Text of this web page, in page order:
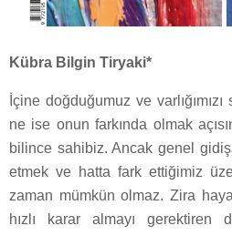
Kübra Bilgin Tiryaki*
İçine doğduğumuz ve
ne ise onun farkında olmak
bilince sahibiz. Ancak genel
etmek ve hatta fark ettiğimiz
zaman mümkün olmaz. Zira
hızlı karar almayı gerektiren